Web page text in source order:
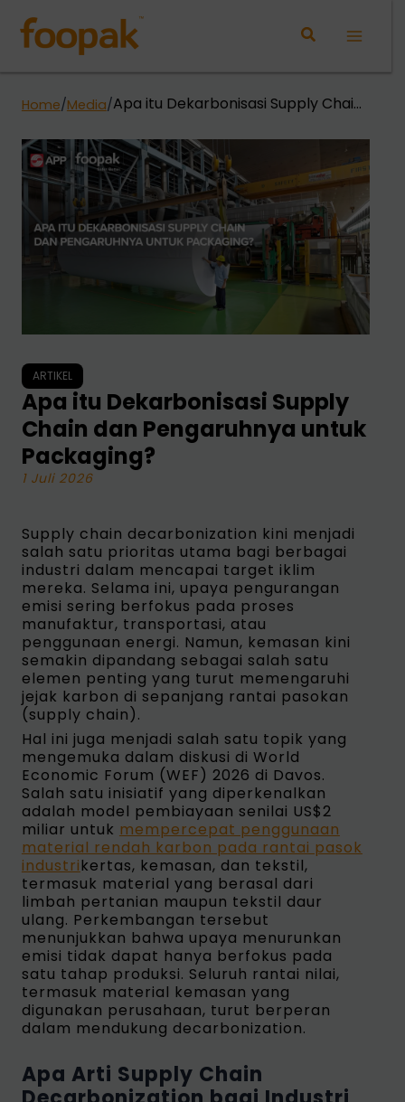
konten
Home/Media/Apa itu Dekarbonisasi Supply Chain
ARTIKEL
Apa itu Dekarbonisasi Supply
Chain dan Pengaruhnya untuk
Packaging?
1 Juli 2026
Supply chain decarbonization kini menjadi
salah satu prioritas utama bagi berbagai
industri dalam mencapai target iklim
mereka. Selama ini, upaya pengurangan
emisi sering berfokus pada proses
manufaktur, transportasi, atau
penggunaan energi. Namun, kemasan kini
semakin dipandang sebagai salah satu
elemen penting yang turut memengaruhi
jejak karbon di sepanjang rantai pasokan
(supply chain).
Hal ini juga menjadi salah satu topik yang
mengemuka dalam diskusi di World
Economic Forum (WEF) 2026 di Davos.
Salah satu inisiatif yang diperkenalkan
adalah model pembiayaan senilai US$2
miliar untuk mempercepat penggunaan
material rendah karbon pada rantai pasok
industrikertas, kemasan, dan tekstil,
termasuk material yang berasal dari
limbah pertanian maupun tekstil daur
ulang. Perkembangan tersebut
menunjukkan bahwa upaya menurunkan
emisi tidak dapat hanya berfokus pada
satu tahap produksi. Seluruh rantai nilai,
termasuk material kemasan yang
digunakan perusahaan, turut berperan
dalam mendukung decarbonization.
Apa Arti Supply Chain